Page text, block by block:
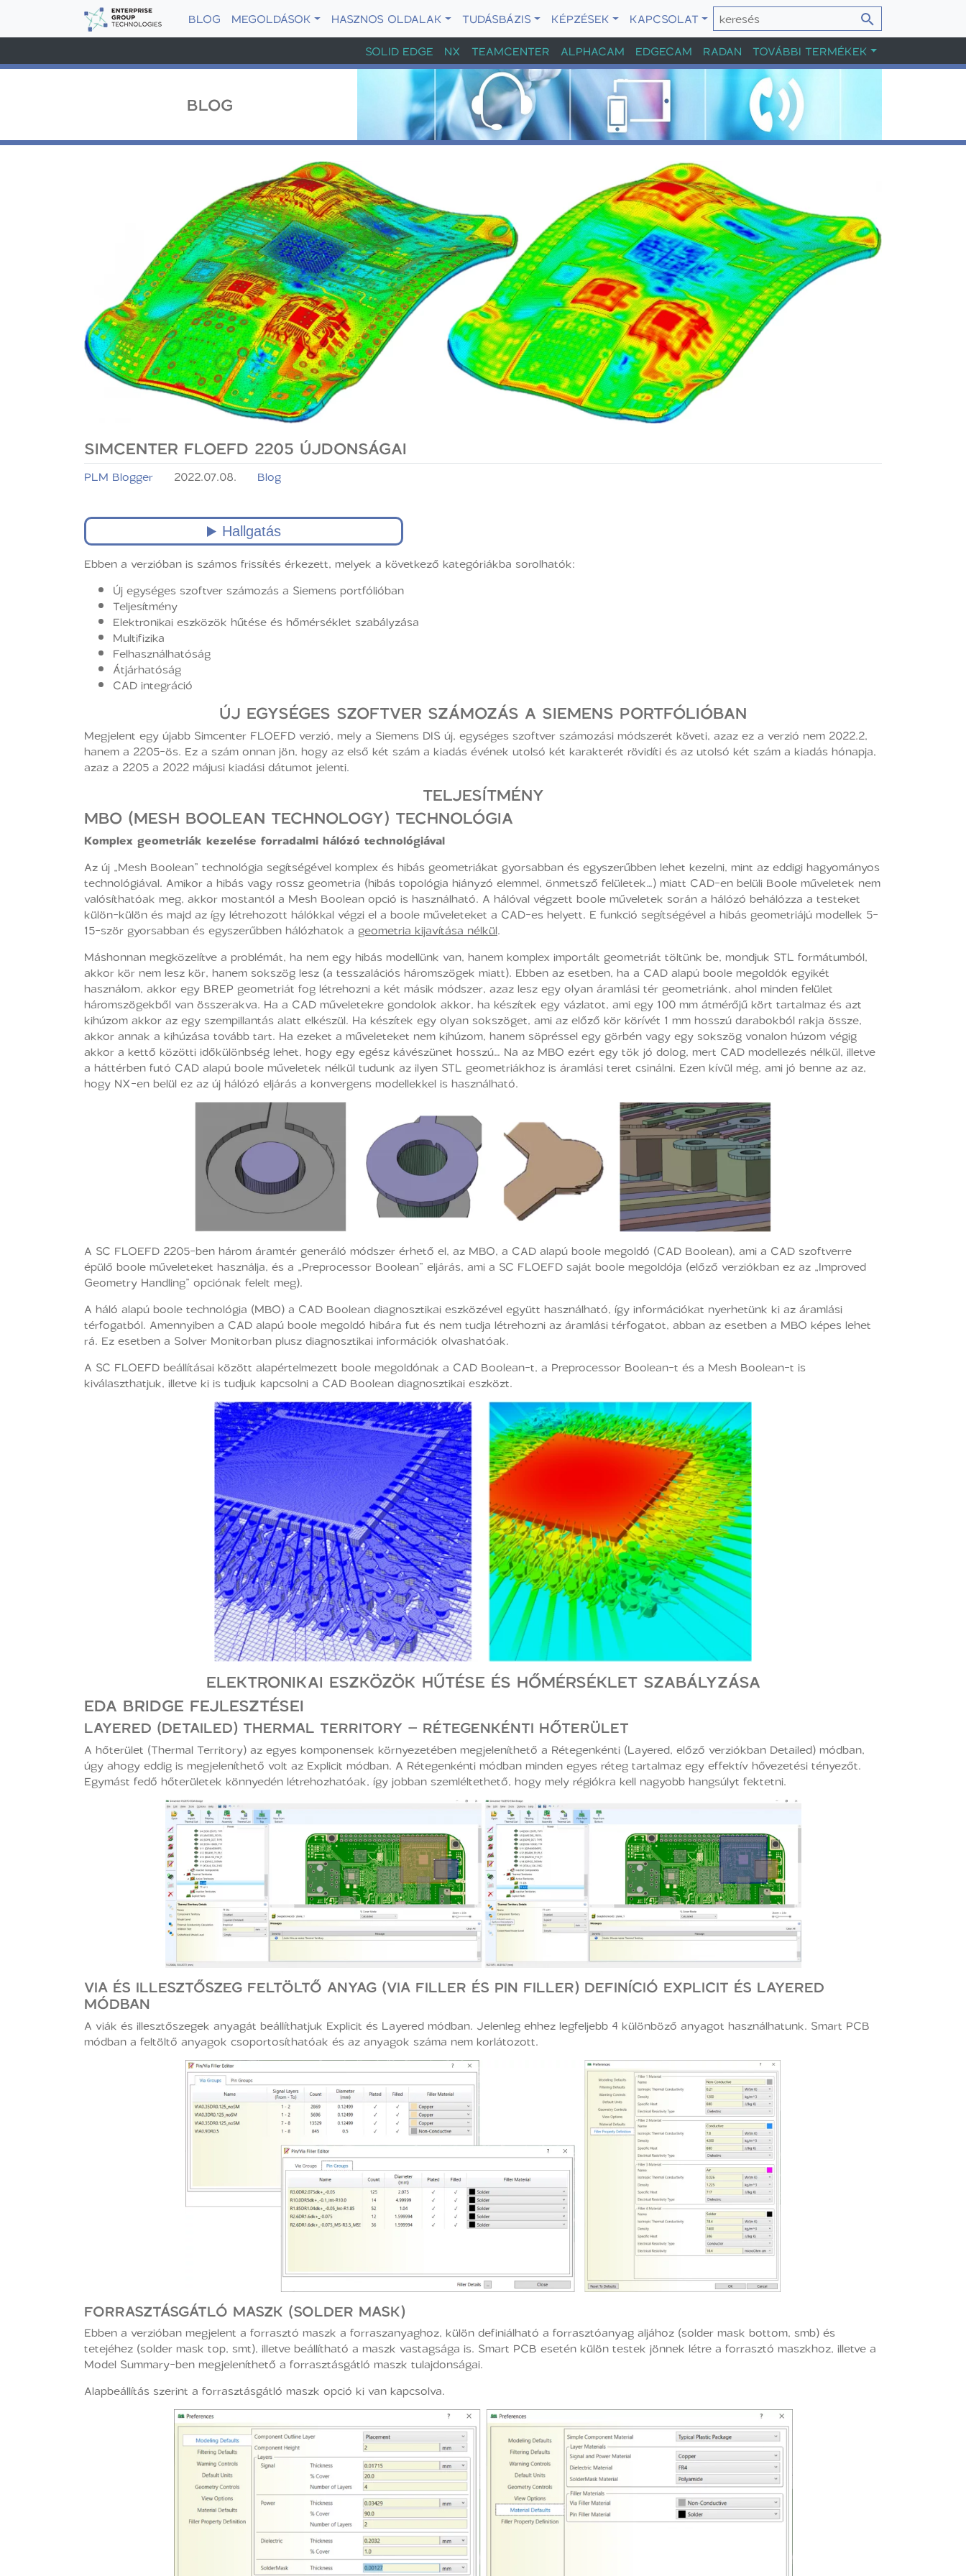
BLOG MEGOLDÁSOK HASZNOS OLDALAK TUDÁSBÁZIS KÉPZÉSEK
KAPCSOLAT
SOLID EDGE
NX TEAMCENTER ALPHACAM EDGECAM RADAN TOVÁBBI TERMÉKEK
BLOG
SIMCENTER FLOEFD 2205 ÚJDONSÁGAI
PLM Blogger 2022.07.08. Blog
Ebben a verzióban is számos frissítés érkezett, melyek a következő kategóriákba sorolhatók:
Új egységes szoftver számozás a Siemens portfólióban
Teljesítmény
Elektronikai eszközök hűtése és hőmérséklet szabályzása
Multifizika
Felhasználhatóság
Átjárhatóság
CAD integráció
ÚJ EGYSÉGES SZOFTVER SZÁMOZÁS A SIEMENS PORTFÓLIÓBAN
Megjelent egy újabb Simcenter FLOEFD verzió, mely a Siemens DIS új, egységes szoftver számozási módszerét követi, azaz ez a verzió nem 2022.2,
hanem a 2205-ös. Ez a szám onnan jön, hogy az első két szám a kiadás évének utolsó két karakterét rövidíti és az utolsó két szám a kiadás hónapja,
azaz a 2205 a 2022 májusi kiadási dátumot jelenti.
TELJESÍTMÉNY
MBO (MESH BOOLEAN TECHNOLOGY) TECHNOLÓGIA
Komplex geometriák kezelése forradalmi hálózó technológiával
Az új „Mesh Boolean” technológia segítségével komplex és hibás geometriákat gyorsabban és egyszerűbben lehet kezelni, mint az eddigi hagyományos
technológiával. Amikor a hibás vagy rossz geometria (hibás topológia hiányzó elemmel, önmetsző felületek…) miatt CAD-en belüli Boole műveletek nem
valósíthatóak meg, akkor mostantól a Mesh Boolean opció is használható. A hálóval végzett boole műveletek során a hálózó behálózza a testeket
külön-külön és majd az így létrehozott hálókkal végzi el a boole műveleteket a CAD-es helyett. E funkció segítségével a hibás geometriájú modellek 5-
15-ször gyorsabban és egyszerűbben hálózhatok a geometria kijavítása nélkül.
Máshonnan megközelítve a problémát, ha nem egy hibás modellünk van, hanem komplex importált geometriát töltünk be, mondjuk STL formátumból,
akkor kör nem lesz kör, hanem sokszög lesz (a tesszalációs háromszögek miatt). Ebben az esetben, ha a CAD alapú boole megoldók egyikét
használom, akkor egy BREP geometriát fog létrehozni a két másik módszer, azaz lesz egy olyan áramlási tér geometriánk, ahol minden felület
háromszögekből van összerakva. Ha a CAD műveletekre gondolok akkor, ha készítek egy vázlatot, ami egy 100 mm átmérőjű kört tartalmaz és azt
kihúzom akkor az egy szempillantás alatt elkészül. Ha készítek egy olyan sokszöget, ami az előző kör körívét 1 mm hosszú darabokból rakja össze,
akkor annak a kihúzása tovább tart. Ha ezeket a műveleteket nem kihúzom, hanem söpréssel egy görbén vagy egy sokszög vonalon húzom végig
akkor a kettő közötti időkülönbség lehet, hogy egy egész kávészünet hosszú… Na az MBO ezért egy tök jó dolog, mert CAD modellezés nélkül, illetve
a háttérben futó CAD alapú boole műveletek nélkül tudunk az ilyen STL geometriákhoz is áramlási teret csinálni. Ezen kívül még, ami jó benne az az,
hogy NX-en belül ez az új hálózó eljárás a konvergens modellekkel is használható.
A SC FLOEFD 2205-ben három áramtér generáló módszer érhető el, az MBO, a CAD alapú boole megoldó (CAD Boolean), ami a CAD szoftverre
épülő boole műveleteket használja, és a „Preprocessor Boolean” eljárás, ami a SC FLOEFD saját boole megoldója (előző verziókban ez az „Improved
Geometry Handling” opciónak felelt meg).
A háló alapú boole technológia (MBO) a CAD Boolean diagnosztikai eszközével együtt használható, így információkat nyerhetünk ki az áramlási
térfogatból. Amennyiben a CAD alapú boole megoldó hibára fut és nem tudja létrehozni az áramlási térfogatot, abban az esetben a MBO képes lehet
rá. Ez esetben a Solver Monitorban plusz diagnosztikai információk olvashatóak.
A SC FLOEFD beállításai között alapértelmezett boole megoldónak a CAD Boolean-t, a Preprocessor Boolean-t és a Mesh Boolean-t is
kiválaszthatjuk, illetve ki is tudjuk kapcsolni a CAD Boolean diagnosztikai eszközt.
ELEKTRONIKAI ESZKÖZÖK HŰTÉSE ÉS HŐMÉRSÉKLET SZABÁLYZÁSA
EDA BRIDGE FEJLESZTÉSEI
LAYERED (DETAILED) THERMAL TERRITORY – RÉTEGENKÉNTI HŐTERÜLET
A hőterület (Thermal Territory) az egyes komponensek környezetében megjeleníthető a Rétegenkénti (Layered, előző verziókban Detailed) módban,
úgy ahogy eddig is megjeleníthető volt az Explicit módban. A Rétegenkénti módban minden egyes réteg tartalmaz egy effektív hővezetési tényezőt.
Egymást fedő hőterületek könnyedén létrehozhatóak, így jobban szemléltethető, hogy mely régiókra kell nagyobb hangsúlyt fektetni.
VIA ÉS ILLESZTŐSZEG FELTÖLTŐ ANYAG (VIA FILLER ÉS PIN FILLER) DEFINÍCIÓ EXPLICIT ÉS LAYERED
MÓDBAN
A viák és illesztőszegek anyagát beállíthatjuk Explicit és Layered módban. Jelenleg ehhez legfeljebb 4 különböző anyagot használhatunk. Smart PCB
módban a feltöltő anyagok csoportosíthatóak és az anyagok száma nem korlátozott.
FORRASZTÁSGÁTLÓ MASZK (SOLDER MASK)
Ebben a verzióban megjelent a forrasztó maszk a forraszanyaghoz, külön definiálható a forrasztóanyag aljához (solder mask bottom, smb) és
tetejéhez (solder mask top, smt), illetve beállítható a maszk vastagsága is. Smart PCB esetén külön testek jönnek létre a forrasztó maszkhoz, illetve a
Model Summary-ben megjeleníthető a forrasztásgátló maszk tulajdonságai.
Alapbeállítás szerint a forrasztásgátló maszk opció ki van kapcsolva.